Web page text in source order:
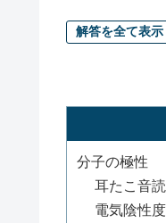
解答を全て表示
分子の極性
耳たこ音
電気陰性